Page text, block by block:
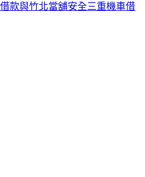
款與竹北當舖安全三重機車借